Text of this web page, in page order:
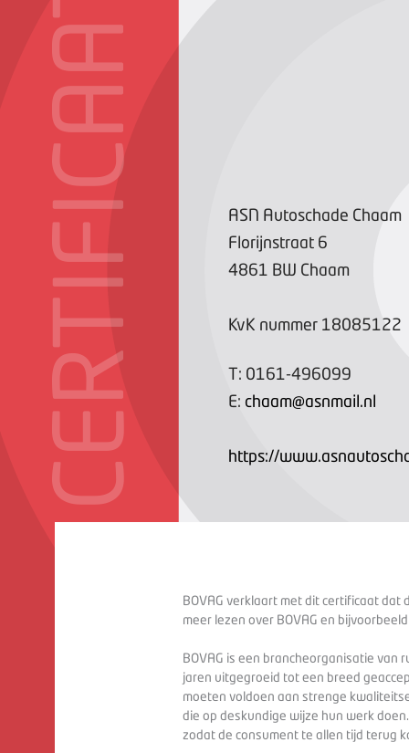
CERTIFICAAT
ASN Autoschade Chaam
Florijnstraat 6
4861 BW Chaam
KvK nummer 18085122
T: 0161-496099
E: chaam@asnmail.nl
https://
BOVAG verklaart met dit certificaat dat
meer lezen over BOVAG en
BOVAG is een brancheorganisatie van
jaren uitgegroeid tot een breed
moeten voldoen aan strenge
die op deskundige wijze hun werk
zodat de consument te allen tijd terug